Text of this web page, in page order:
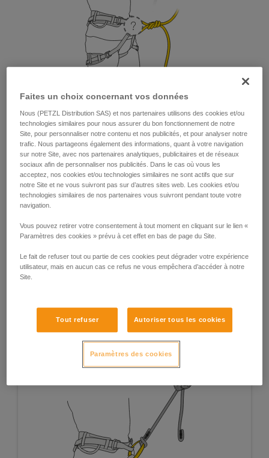
1. Où placer ma longe ?
D’un point de vue sécurité et résistance, la longe peut être
placée sur l’anneau d’assurage ou sur les deux points
d’encordement. Mais pour une question de confort, il est
préférable de placer sa longe sur l’anneau d’assurage.
Petzl recommande de placer sa longe sur l’anneau
Faites un choix concernant vos données
Nous (PETZL Distribution SAS) et nos partenaires utilisons des cookies et/ou
technologies similaires pour nous assurer du bon fonctionnement de notre
Site, pour personnaliser notre contenu et nos publicités, et pour analyser notre
trafic. Nous partageons également des informations, quant à votre navigation
sur notre Site, avec nos partenaires analytiques, publicitaires et de réseaux
sociaux afin de personnaliser nos publicités. Dans le cas où vous les
acceptez, nos cookies et/ou technologies similaires ne sont actifs que sur
notre Site et ne vous suivront pas sur d’autres sites web. Les cookies et/ou
technologies similaires de nos partenaires vous suivront pendant toute votre
navigation.
Vous pouvez retirer votre consentement à tout moment en cliquant sur le lien «
Paramètres des cookies » prévu à cet effet en bas de page du Site.
Le fait de refuser tout ou partie de ces cookies peut dégrader votre expérience
utilisateur, mais en aucun cas ce refus ne vous empêchera d’accéder à notre
Site.
Tout refuser Autoriser tous les cookies
Paramètres des cookies